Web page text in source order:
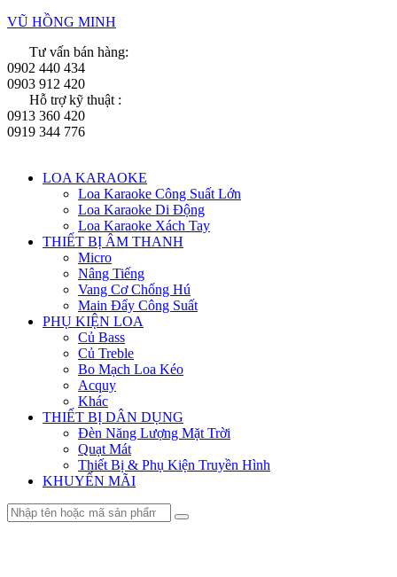
Skip
content
VŨ HỒNG MINH
Tư vấn bán hàng:
0902 440 434
0903 912 420
Hỗ trợ kỹ thuật :
0913 360 420
0919 344 776
Menu
LOA KARAOKE
Loa Karaoke Công Suất Lớn
Loa Karaoke Di Động
Loa Karaoke Xách Tay
THIẾT BỊ ÂM THANH
Micro
Nâng Tiếng
Vang Cơ Chống Hú
Main Đẩy Công Suất
PHỤ KIỆN LOA
Củ Bass
Củ Treble
Bo Mạch Loa Kéo
Acquy
Khác
THIẾT BỊ DÂN DỤNG
Đèn Năng Lượng Mặt Trời
Quạt Mát
Thiết Bị & Phụ Kiện Truyền Hình
KHUYẾN MÃI